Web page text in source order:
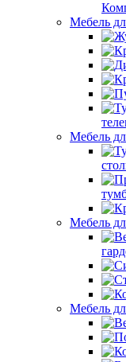
Мебель
Мебель
Мебель
Мебель